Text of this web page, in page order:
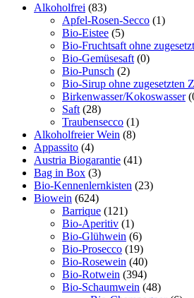
Alkoholfrei (83)
Apfel-Rosen-Secco (1)
Bio-Eistee (5)
Bio-Fruchtsaft ohne
Bio-Gemüsesaft (0)
Bio-Punsch (2)
Bio-Sirup ohne zugesetzten
Birkenwasser/Kokoswasser
Saft (28)
Traubensecco (1)
Alkoholfreier Wein (8)
Appassito (4)
Austria Biogarantie (41)
Bag in Box (3)
Bio-Kennenlernkisten (23)
Biowein (624)
Barrique (121)
Bio-Aperitiv (1)
Bio-Glühwein (6)
Bio-Prosecco (19)
Bio-Rosewein (40)
Bio-Rotwein (394)
Bio-Schaumwein (48)